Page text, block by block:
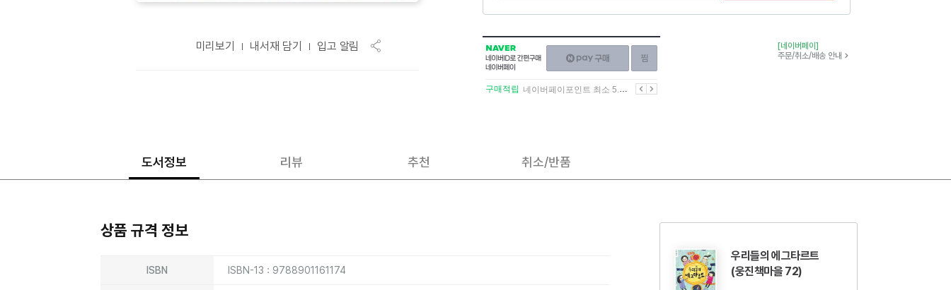
미리보기 내서재 담기 입고 알림
NAVER
네이버
ID로
간편구매
네이버페이
구매하기
이전
구매적립 네이버페이포인트 최소 5.5% 적립 다음
[네이버페이]
주문/취소/배송 안내
도서정보 리뷰 추천 취소/반품
상품 규격 정보
ISBN ISBN-13 : 9788901161174
우리들의 에그타르트
(웅진책마을 72)